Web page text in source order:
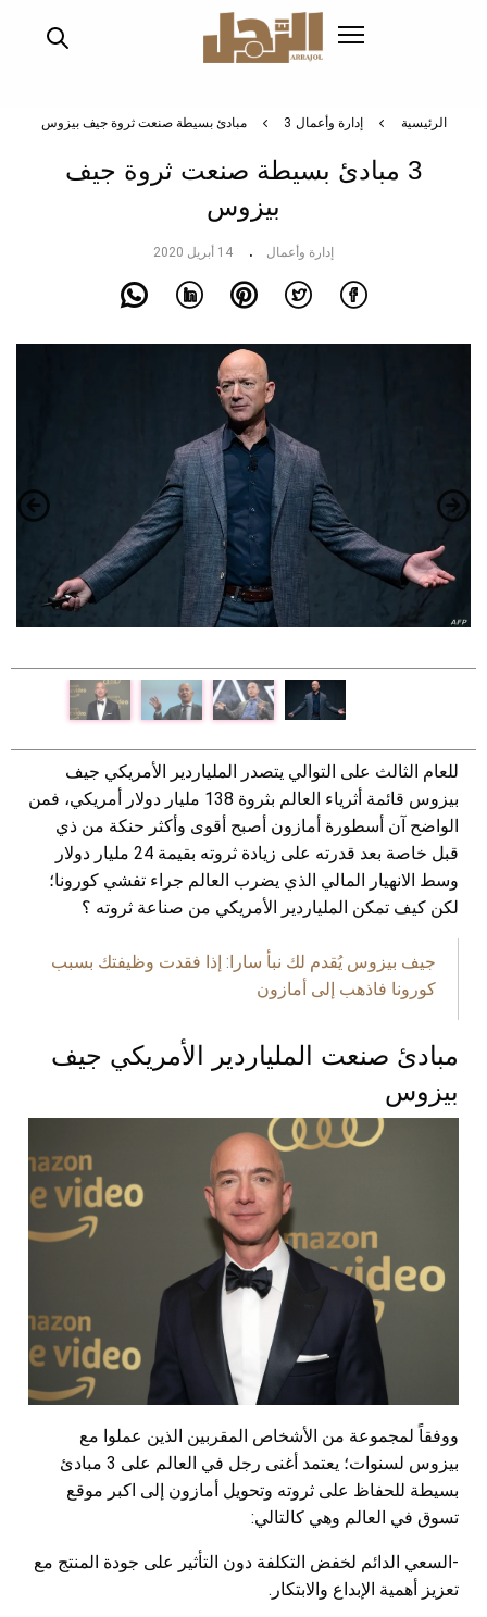
الرئيسية إدارة وأعمال 3 مبادئ بسيطة صنعت ثروة جيف بيزوس
3 مبادئ بسيطة صنعت ثروة جيف
بيزوس
إدارة وأعمال 14 أبريل 2020
للعام الثالث على التوالي يتصدر الملياردير الأمريكي جيف
بيزوس قائمة أثرياء العالم بثروة 138 مليار دولار أمريكي، فمن
الواضح آن أسطورة أمازون أصبح أقوى وأكثر حنكة من ذي
قبل خاصة بعد قدرته على زيادة ثروته بقيمة 24 مليار دولار
وسط الانهيار المالي الذي يضرب العالم جراء تفشي كورونا؛
لكن كيف تمكن الملياردير الأمريكي من صناعة ثروته ؟
جيف بيزوس يُقدم لك نبأ سارا: إذا فقدت وظيفتك بسبب
كورونا فاذهب إلى أمازون
مبادئ صنعت الملياردير الأمريكي جيف
بيزوس
ووفقاً لمجموعة من الأشخاص المقربين الذين عملوا مع
بيزوس لسنوات؛ يعتمد أغنى رجل في العالم على 3 مبادئ
بسيطة للحفاظ على ثروته وتحويل أمازون إلى اكبر موقع
تسوق في العالم وهي كالتالي:
-السعي الدائم لخفض التكلفة دون التأثير على جودة المنتج مع
تعزيز أهمية الإبداع والابتكار.